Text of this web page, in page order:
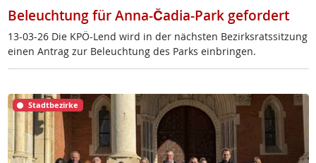
Beleuchtung für Anna-Čadia-Park gefordert
13-03-26 Die KPÖ-Lend wird in der nächs­ten Be­zirks­rats­sit­zung
ei­nen An­trag zur Be­leuch­tung des Parks ein­brin­gen.
Stadtbezirke